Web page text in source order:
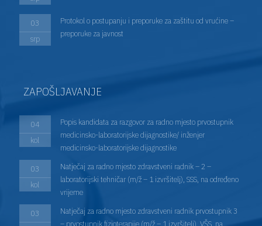
03
srp
Protokol o postupanju i preporuke za zaštitu od vrućine –
preporuke za javnost
ZAPOŠLJAVANJE
04
kol
Popis kandidata za razgovor za radno mjesto prvostupnik
medicinsko-laboratorijske dijagnostike/ inženjer
medicinsko-laboratorijske dijagnostike
03
kol
Natječaj za radno mjesto zdravstveni radnik – 2 –
laboratorijski tehničar (m/ž – 1 izvršitelj), SSS, na određeno
vrijeme
03
Natječaj za radno mjesto zdravstveni radnik prvostupnik 3
– prvostupnik fizioterapije (m/ž – 1 izvršitelj), VŠS, na